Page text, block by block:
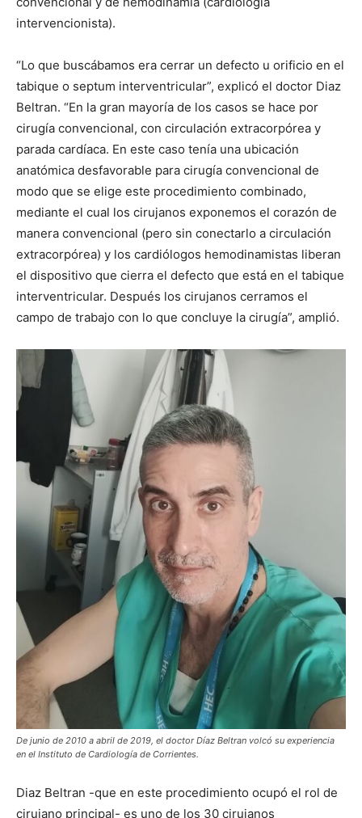
intervencionista).
“Lo que buscábamos era cerrar un defecto u orificio en el
tabique o septum interventricular”, explicó el doctor Diaz
Beltran. “En la gran mayoría de los casos se hace por
cirugía convencional, con circulación extracorpórea y
parada cardíaca. En este caso tenía una ubicación
anatómica desfavorable para cirugía convencional de
modo que se elige este procedimiento combinado,
mediante el cual los cirujanos exponemos el corazón de
manera convencional (pero sin conectarlo a circulación
extracorpórea) y los cardiólogos hemodinamistas liberan
el dispositivo que cierra el defecto que está en el tabique
interventricular. Después los cirujanos cerramos el
campo de trabajo con lo que concluye la cirugía”, amplió.
De junio de 2010 a abril de 2019, el doctor Díaz Beltran volcó su experiencia
en el Instituto de Cardiología de Corrientes.
Diaz Beltran -que en este procedimiento ocupó el rol de
cirujano principal- es uno de los 30 cirujanos